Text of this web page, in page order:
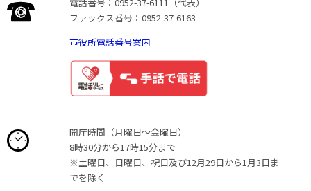
電話番号：0952-37-6111（代表）
ファックス番号：0952-37-6163
市役所電話番号案内
開庁時間（月曜日〜金曜日）
8時30分から17時15分まで
※土曜日、日曜日、祝日及び12月29日から1月3日ま
でを除く